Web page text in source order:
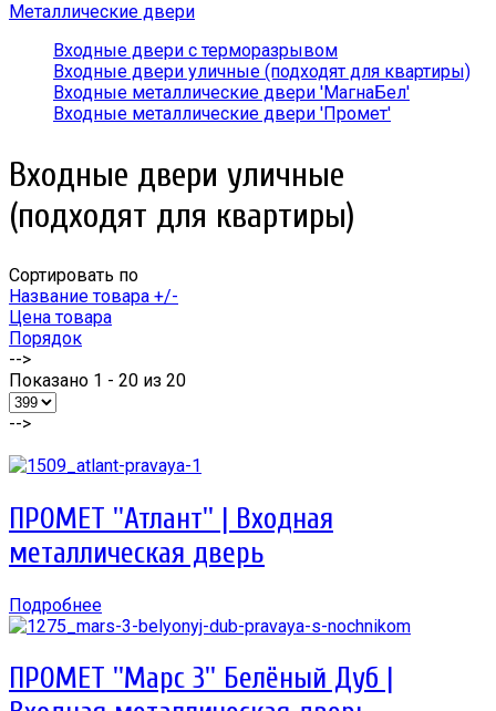
Металлические двери
Входные двери с терморазрывом
Входные двери уличные (подходят для квартиры)
Входные металлические двери 'МагнаБел'
Входные металлические двери 'Промет'
Входные двери уличные
(подходят для квартиры)
Сортировать по
Название товара +/-
Цена товара
Порядок
-->
Показано 1 - 20 из 20
-->
ПРОМЕТ ''Атлант'' | Входная
металлическая дверь
Подробнее
ПРОМЕТ ''Марс 3'' Белёный Дуб |